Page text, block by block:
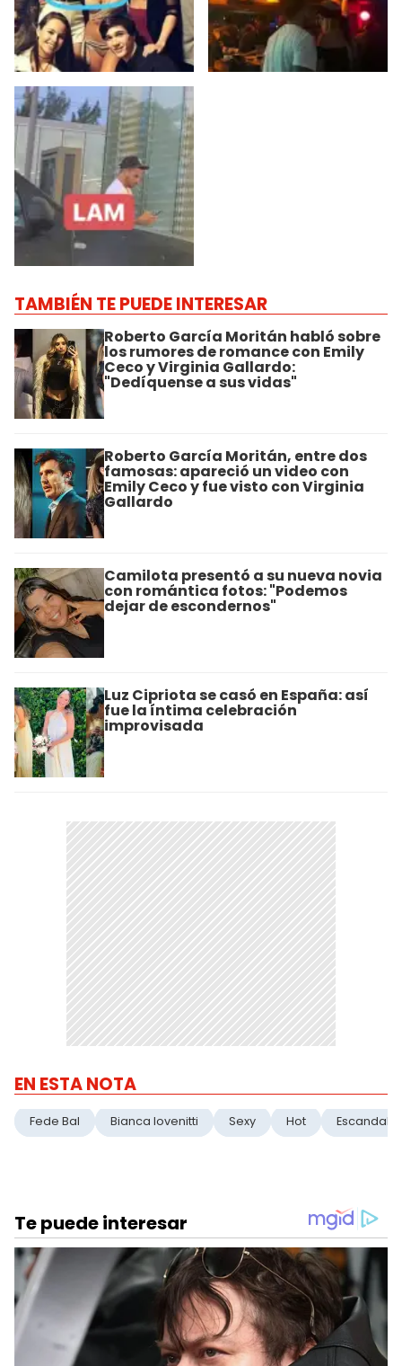
TAMBIÉN TE PUEDE INTERESAR
Roberto García Moritán habló sobre
los rumores de romance con Emily
Ceco y Virginia Gallardo:
"Dedíquense a sus vidas"
Roberto García Moritán, entre dos
famosas: apareció un video con
Emily Ceco y fue visto con Virginia
Gallardo
Camilota presentó a su nueva novia
con romántica fotos: "Podemos
dejar de escondernos"
Luz Cipriota se casó en España: así
fue la íntima celebración
improvisada
EN ESTA NOTA
Fede Bal Bianca Iovenitti Sexy Hot